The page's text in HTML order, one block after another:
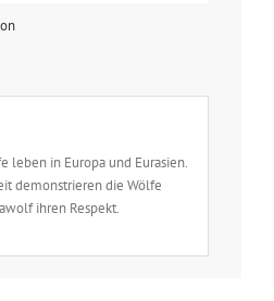
leben in Europa und Eurasien.
demonstrieren die Wölfe
ihren Respekt.